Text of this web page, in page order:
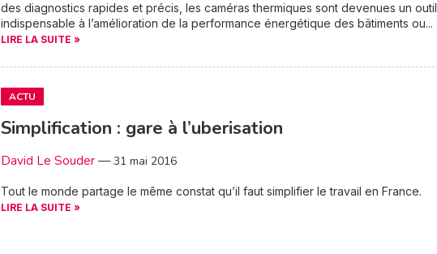
des diagnostics rapides et précis, les caméras thermiques sont devenues un outil
indispensable à l’amélioration de la performance énergétique des bâtiments ou...
LIRE LA SUITE »
ACTU
Simplification : gare à l’uberisation
David Le Souder—31 mai 2016
Tout le monde partage le même constat qu’il faut simplifier le travail en France.
LIRE LA SUITE »